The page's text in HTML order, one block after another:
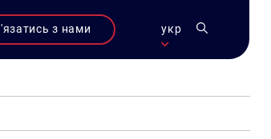
з нами укр